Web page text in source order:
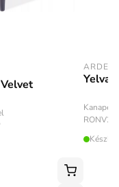
ARDEN
Kanapé,